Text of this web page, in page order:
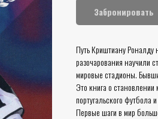
Забронировать
Путь Криштиану Роналду
разочарования научили
мировые стадионы.
Это книга о
португальского футбола
Первые шаги в мир